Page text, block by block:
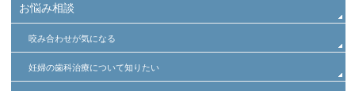
お悩み相談
咬み合わせが気になる
妊婦の歯科治療について知りたい